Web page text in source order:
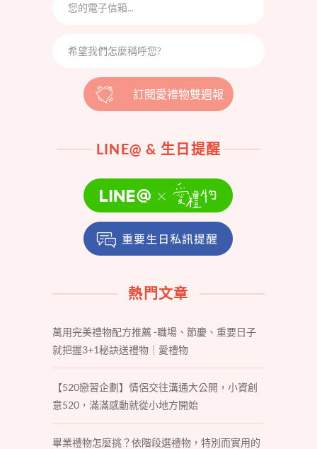
訂閱愛禮物雙週報
LINE@ & 生日提醒
熱門文章
萬用完美禮物配方推薦 -職場、節慶、重要日子
就把握3+1秘訣送禮物｜愛禮物
【520戀習企劃】情侶交往溝通大公開，小資創
意520，滿滿感動就從小地方開始
畢業禮物怎麼挑？依階段選禮物，特別而實用的